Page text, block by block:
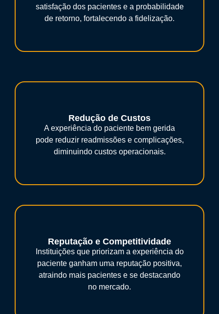
satisfação dos pacientes e a probabilidade
de retorno, fortalecendo a fidelização.
Redução de Custos
A experiência do paciente bem gerida
pode reduzir readmissões e complicações,
diminuindo custos operacionais.
Reputação e Competitividade
Instituições que priorizam a experiência do
paciente ganham uma reputação positiva,
atraindo mais pacientes e se destacando
no mercado.